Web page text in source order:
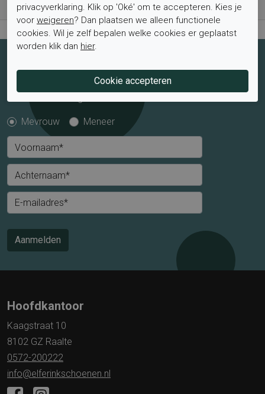
Retourtermijn van 2 weken
Schrijf je in voor de nieuwsbrief en blijf op de hoogte van de
laatste aanbiedingen en trends.
Mevrouw Meneer
Voornaam*
Achternaam*
E-mailadres*
Aanmelden
Hoofdkantoor
Kaagstraat 10
8102 GZ Raalte
0572-200222
info@elferinkschoenen.nl
privacyverklaring. Klik op 'Oké' om te accepteren. Kies je
voor weigeren? Dan plaatsen we alleen functionele
cookies. Wil je zelf bepalen welke cookies er geplaatst
worden klik dan hier.